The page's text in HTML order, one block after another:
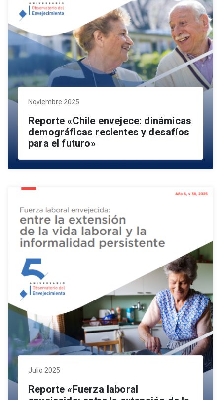
Noviembre 2025
Reporte «Chile envejece: dinámicas
demográficas recientes y desafíos
para el futuro»
Julio 2025
Reporte «Fuerza laboral